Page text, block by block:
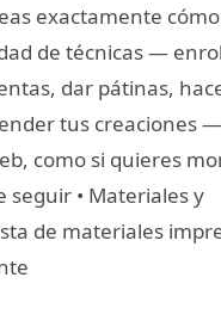
exactamente
de técnicas —
dar pátinas,
tus creaciones
como si quieres
• Materiales y
de materiales